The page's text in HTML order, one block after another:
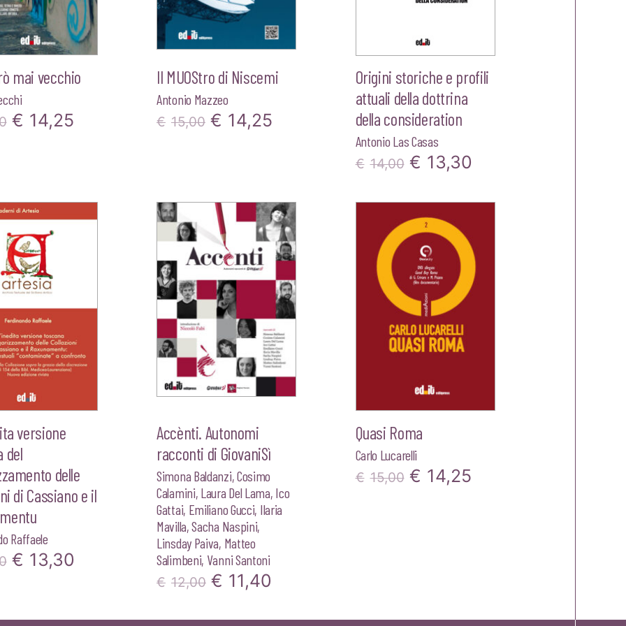
mai vecchio
Il
era:
€15,00.
€ 14,25Il
è:
€14,25.
Il MUOStro di Niscemi
Antonio Mazzeo
€ 15,00 Il
era:
€15,00.
€ 14,25
è:
€14,25.
Origini storiche e profili
attuali della dottrina
della consideration
Antonio Las Casas
€ 14,00 Il
originale
era:
€14,00.
€ 13,30
€13,30.
versione
del
delle
di Cassiano e il
Raffaele
Il
€ 13,30
Accènti. Autonomi
racconti di GiovaniSì
Simona Baldanzi,Cosimo
Calamini, Laura Del Lama, Ico
Gattai, Emiliano Gucci, Ilaria
Mavilla,Sacha Naspini,
Linsday Paiva, Matteo
Salimbeni, Vanni Santoni
€ 12,00 Il
€ 11,40
Quasi Roma
Carlo Lucarelli
€ 15,00 Il
€ 14,25Il